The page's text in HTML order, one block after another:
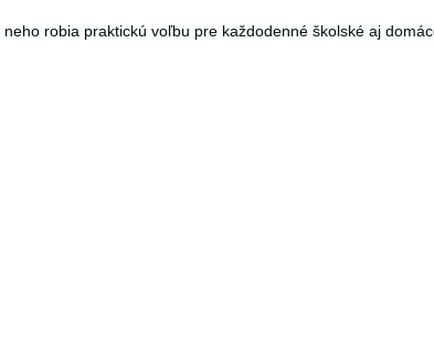
robia praktickú voľbu pre každodenné školské aj